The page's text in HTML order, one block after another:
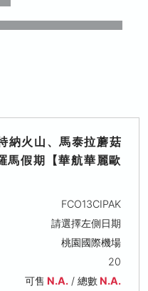
納火山、馬泰拉蘑菇
馬假期【華航華麗歐
FCO13CIPAK
請選擇左側日期
桃園國際機場
20
可售 N.A./ 總數N.A.